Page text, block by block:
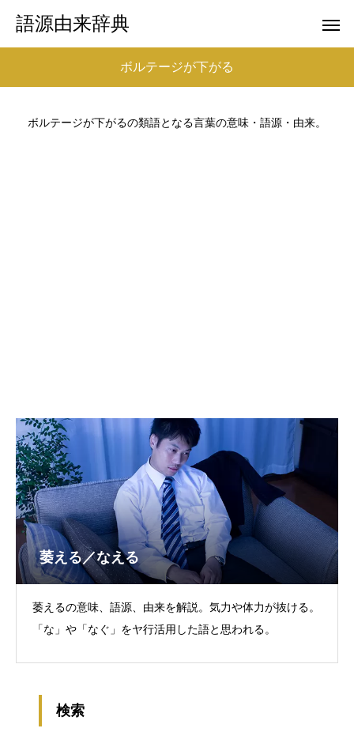
語源由来辞典
ボルテージが下がる
ボルテージが下がるの類語となる言葉の意味・語源・由来。
萎える／なえる
萎えるの意味、語源、由来を解説。気力や体力が抜ける。
「な」や「なぐ」をヤ行活用した語と思われる。
検索